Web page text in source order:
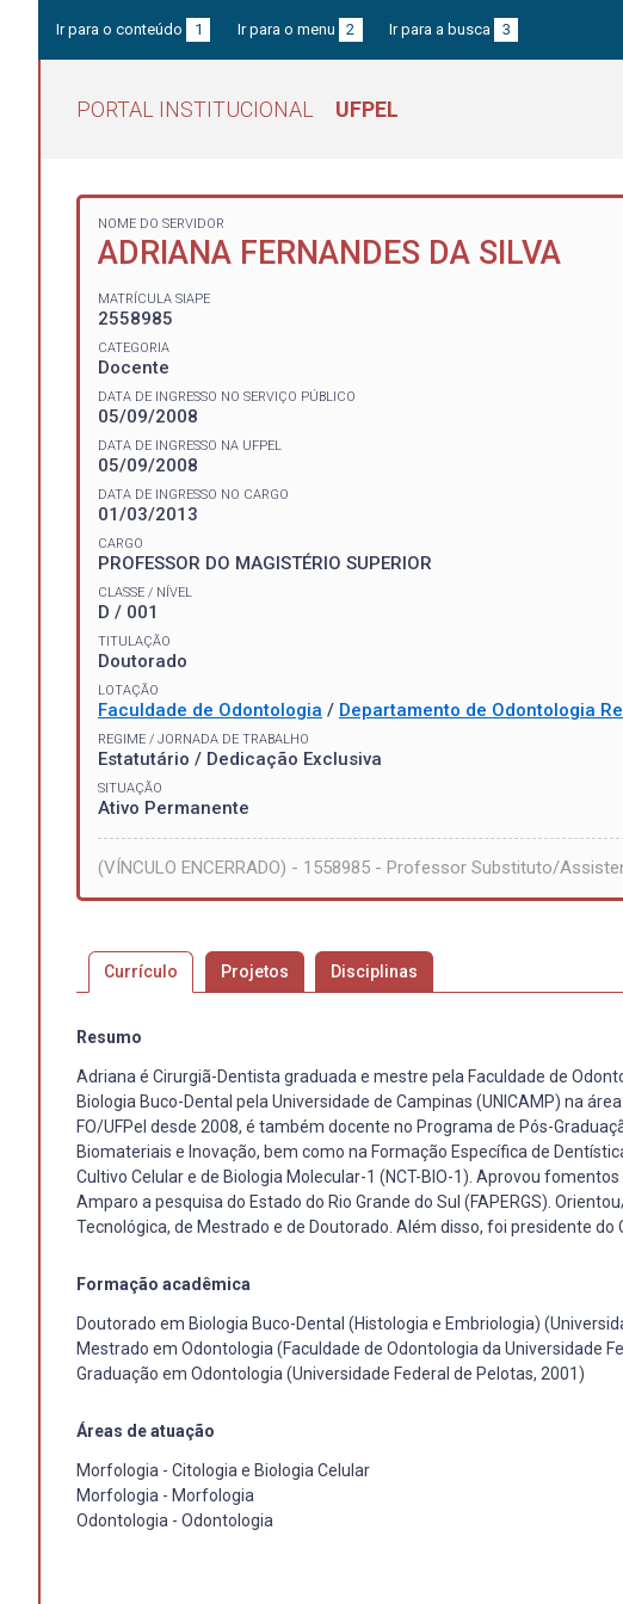
Ir para o conteúdo 1 Ir para o menu 2 Ir para a busca 3
PORTAL INSTITUCIONAL UFPEL
NOME DO SERVIDOR
ADRIANA FERNANDES DA SILVA
MATRÍCULA SIAPE
2558985
CATEGORIA
Docente
DATA DE INGRESSO NO SERVIÇO PÚBLICO
05/09/2008
DATA DE INGRESSO NA UFPEL
05/09/2008
DATA DE INGRESSO NO CARGO
01/03/2013
CARGO
PROFESSOR DO MAGISTÉRIO SUPERIOR
CLASSE / NÍVEL
D / 001
TITULAÇÃO
Doutorado
LOTAÇÃO
Faculdade de Odontologia / Departamento de Odontologia
REGIME / JORNADA DE TRABALHO
Estatutário / Dedicação Exclusiva
SITUAÇÃO
Ativo Permanente
(VÍNCULO ENCERRADO) - 1558985 - Professor Substituto/
Currículo Projetos Disciplinas
Resumo
Adriana é Cirurgiã-Dentista graduada e mestre pela Faculdade de
Biologia Buco-Dental pela Universidade de Campinas (UNICAMP) na
FO/UFPel desde 2008, é também docente no Programa de Pós-
Biomateriais e Inovação, bem como na Formação Específica de
Cultivo Celular e de Biologia Molecular-1 (NCT-BIO-1). Aprovou
Amparo a pesquisa do Estado do Rio Grande do Sul (FAPERGS).
Tecnológica, de Mestrado e de Doutorado. Além disso, foi presidente do
Formação acadêmica
Doutorado em Biologia Buco-Dental (Histologia e Embriologia)
Mestrado em Odontologia (Faculdade de Odontologia da Universidade
Graduação em Odontologia (Universidade Federal de Pelotas, 2001)
Áreas de atuação
Morfologia - Citologia e Biologia Celular
Morfologia - Morfologia
Odontologia - Odontologia